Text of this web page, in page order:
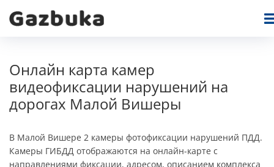
Онлайн карта камер
видеофиксации нарушений на
дорогах Малой Вишеры
В Малой Вишере 2 камеры фотофиксации нарушений ПДД.
Камеры ГИБДД отображаются на онлайн-карте c
направлениями фиксации, адресом, описанием комплекса